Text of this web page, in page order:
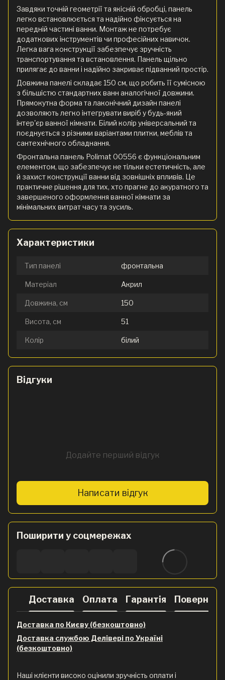
Завдяки точній геометрії та якісній обробці, панель
легко встановлюється та надійно фіксується на
передній частині ванни. Монтаж не потребує
додаткових інструментів чи професійних навичок.
Легка вага конструкції забезпечує зручність
транспортування та встановлення. Панель щільно
прилягає до ванни і надійно закриває підванний простір.
Довжина панелі складає 150 см, що робить її сумісною
з більшістю стандартних ванн аналогічної довжини.
Прямокутна форма та лаконічний дизайн панелі
дозволяють легко інтегрувати виріб у будь-який
інтер'єр ванної кімнати. Білий колір універсальний та
поєднується з різними варіантами плитки, меблів та
сантехнічного обладнання.
Фронтальна панель Polimat 00556 є функціональним
елементом, що забезпечує не тільки естетичність, але
й захист конструкції ванни від зовнішніх впливів. Це
практичне рішення для тих, хто прагне до акуратного та
завершеного оформлення ванної кімнати за
мінімальних витрат часу та зусиль.
Характеристики
Тип панелі фронтальна
Матеріал Акрил
Довжина, см 150
Висота, см 51
Колір білий
Відгуки
Додайте перший відгук
Написати відгук
Поширити у соцмережах
Доставка Оплата Гарантія
Доставка по Києву (безкоштовно)
Доставка службою Делівері по Україні
(безкоштовно)
Наші клієнти високо оцінили зручність оплати і